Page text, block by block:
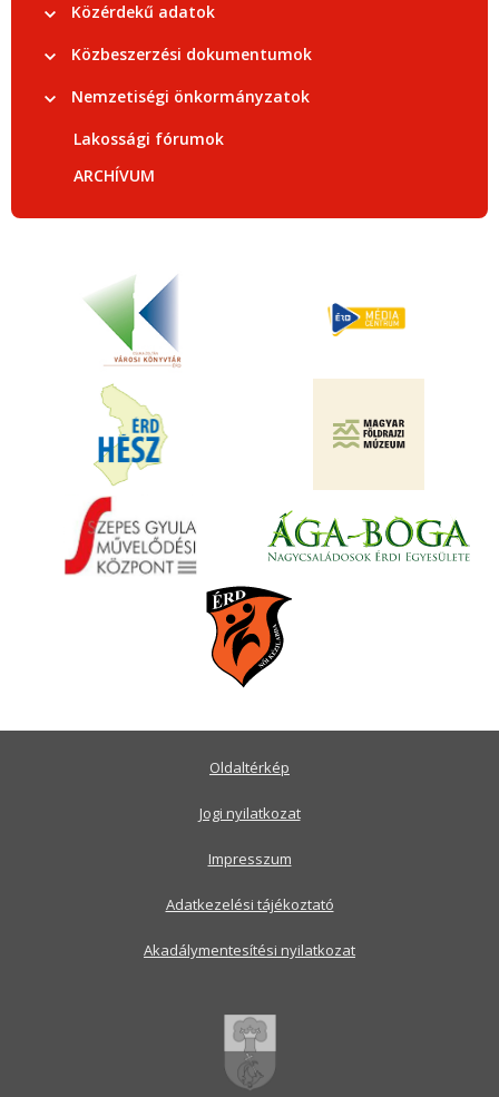
Közérdekű adatok
Közbeszerzési dokumentumok
Nemzetiségi önkormányzatok
Lakossági fórumok
ARCHÍVUM
Oldaltérkép
Jogi nyilatkozat
Impresszum
Adatkezelési tájékoztató
Akadálymentesítési nyilatkozat